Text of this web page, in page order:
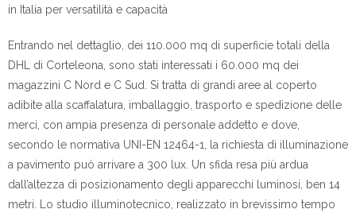
in Italia per versatilità e capacità
Entrando nel dettaglio, dei 110.000 mq di superficie totali della
DHL di Corteleona, sono stati interessati i 60.000 mq dei
magazzini C Nord e C Sud. Si tratta di grandi aree al coperto
adibite alla scaffalatura, imballaggio, trasporto e spedizione delle
merci, con ampia presenza di personale addetto e dove,
secondo le normativa UNI-EN 12464-1, la richiesta di illuminazione
a pavimento può arrivare a 300 lux. Un sfida resa più ardua
dall’altezza di posizionamento degli apparecchi luminosi, ben 14
metri. Lo studio illuminotecnico, realizzato in brevissimo tempo